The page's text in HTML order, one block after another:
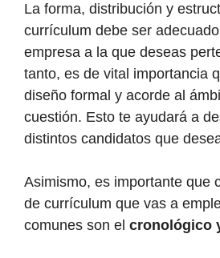
La forma, distribución y
currículum debe ser
empresa a la que deseas
tanto, es de vital importancia
diseño formal y acorde al
cuestión. Esto te ayudará a
distintos candidatos que
Asimismo, es importante que
de currículum que vas a
comunes son el cronológico